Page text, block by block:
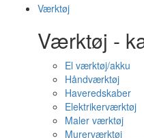
Værktøj
Værktøj -
El værktøj/akku
Håndværktøj
Haveredskaber
Elektrikerværktøj
Maler værktøj
Murerværktøj